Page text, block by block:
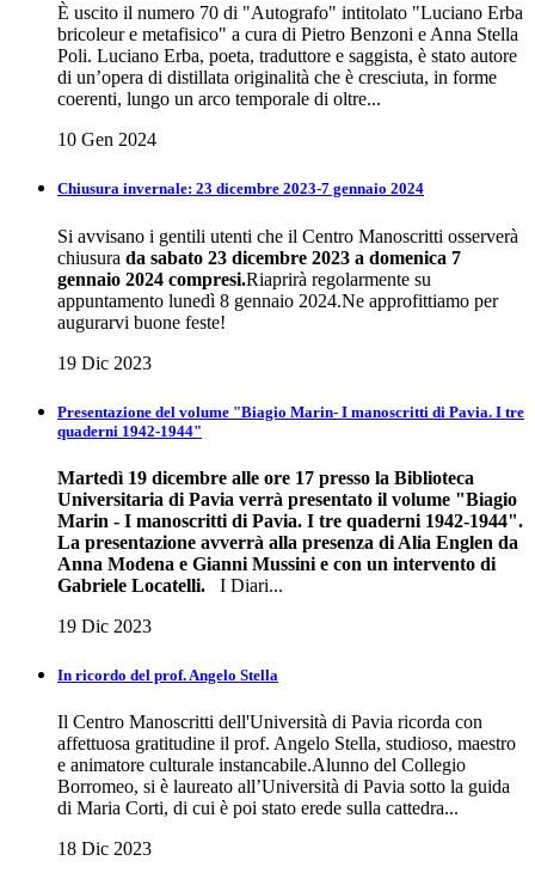
È uscito il numero 70 di "Autografo" intitolato "Luciano Erba
bricoleur e metafisico" a cura di Pietro Benzoni e Anna Stella
Poli. Luciano Erba, poeta, traduttore e saggista, è stato autore
di un’opera di distillata originalità che è cresciuta, in forme
coerenti, lungo un arco temporale di oltre...
10 Gen 2024
Chiusura invernale: 23 dicembre 2023-7 gennaio 2024
Si avvisano i gentili utenti che il Centro Manoscritti osserverà
chiusura da sabato 23 dicembre 2023 a domenica 7
gennaio 2024 compresi.Riaprirà regolarmente su
appuntamento lunedì 8 gennaio 2024.Ne approfittiamo per
augurarvi buone feste!
19 Dic 2023
Presentazione del volume "Biagio Marin- I manoscritti di Pavia. I tre
quaderni 1942-1944"
Martedì 19 dicembre alle ore 17 presso la Biblioteca
Universitaria di Pavia verrà presentato il volume "Biagio
Marin - I manoscritti di Pavia. I tre quaderni 1942-1944".
La presentazione avverrà alla presenza di Alia Englen da
Anna Modena e Gianni Mussini e con un intervento di
Gabriele Locatelli. I Diari...
19 Dic 2023
In ricordo del prof. Angelo Stella
Il Centro Manoscritti dell'Università di Pavia ricorda con
affettuosa gratitudine il prof. Angelo Stella, studioso, maestro
e animatore culturale instancabile.Alunno del Collegio
Borromeo, si è laureato all’Università di Pavia sotto la guida
di Maria Corti, di cui è poi stato erede sulla cattedra...
18 Dic 2023